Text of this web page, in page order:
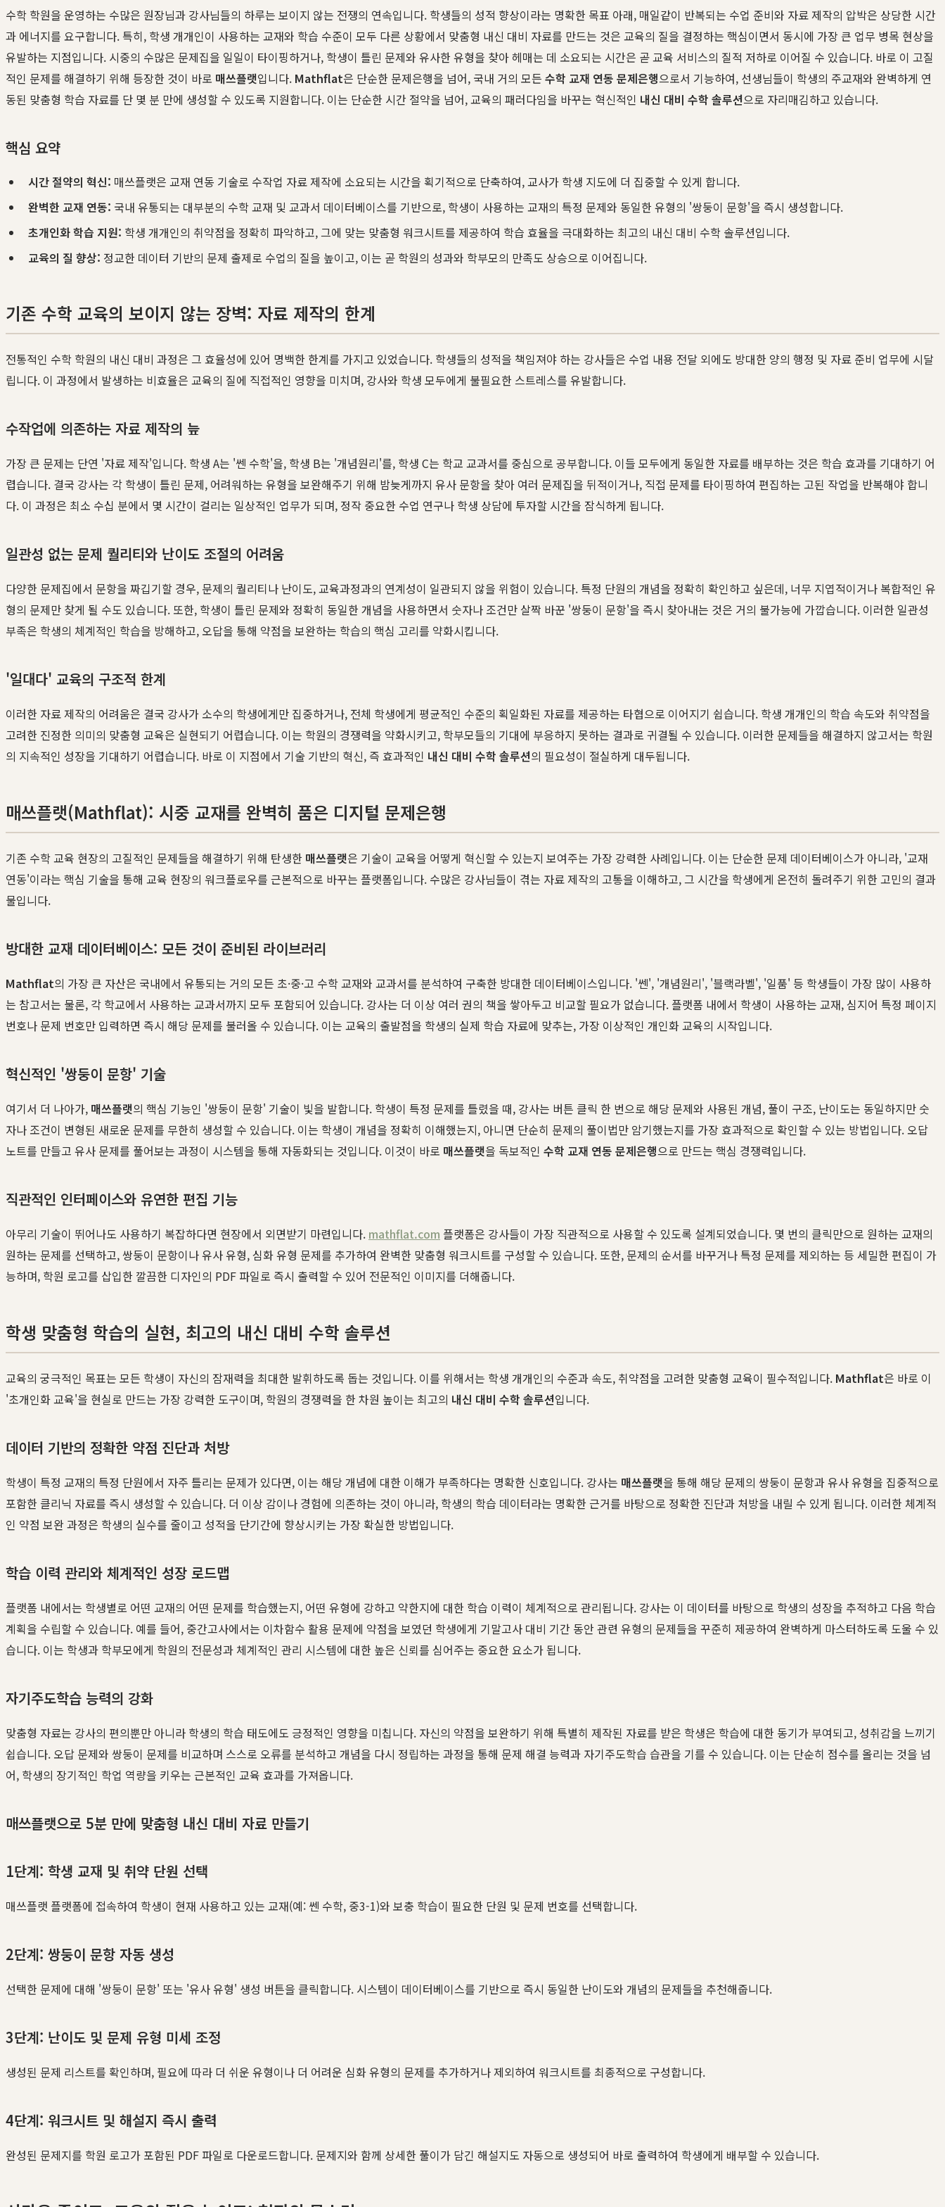
수학 학원을 운영하는 수많은 원장님과 강사님들의 하루는 보이지 않는 전쟁의 연속입니다. 학생들의 성적 향상이라는 명확한 목표 아래, 매일같이 반복되는 수업 준비와 자료 제작의 압박은 상당한 시간
과 에너지를 요구합니다. 특히, 학생 개개인이 사용하는 교재와 학습 수준이 모두 다른 상황에서 맞춤형 내신 대비 자료를 만드는 것은 교육의 질을 결정하는 핵심이면서 동시에 가장 큰 업무 병목 현상을
유발하는 지점입니다. 시중의 수많은 문제집을 일일이 타이핑하거나, 학생이 틀린 문제와 유사한 유형을 찾아 헤매는 데 소요되는 시간은 곧 교육 서비스의 질적 저하로 이어질 수 있습니다. 바로 이 고질
적인 문제를 해결하기 위해 등장한 것이 바로 매쓰플랫입니다. Mathflat은 단순한 문제은행을 넘어, 국내 거의 모든 수학 교재 연동 문제은행으로서 기능하여, 선생님들이 학생의 주교재와 완벽하게 연
동된 맞춤형 학습 자료를 단 몇 분 만에 생성할 수 있도록 지원합니다. 이는 단순한 시간 절약을 넘어, 교육의 패러다임을 바꾸는 혁신적인 내신 대비 수학 솔루션으로 자리매김하고 있습니다.
핵심 요약
시간 절약의 혁신: 매쓰플랫은 교재 연동 기술로 수작업 자료 제작에 소요되는 시간을 획기적으로 단축하여, 교사가 학생 지도에 더 집중할 수 있게 합니다.
완벽한 교재 연동: 국내 유통되는 대부분의 수학 교재 및 교과서 데이터베이스를 기반으로, 학생이 사용하는 교재의 특정 문제와 동일한 유형의 '쌍둥이 문항'을 즉시 생성합니다.
초개인화 학습 지원: 학생 개개인의 취약점을 정확히 파악하고, 그에 맞는 맞춤형 워크시트를 제공하여 학습 효율을 극대화하는 최고의 내신 대비 수학 솔루션입니다.
교육의 질 향상: 정교한 데이터 기반의 문제 출제로 수업의 질을 높이고, 이는 곧 학원의 성과와 학부모의 만족도 상승으로 이어집니다.
기존 수학 교육의 보이지 않는 장벽: 자료 제작의 한계
전통적인 수학 학원의 내신 대비 과정은 그 효율성에 있어 명백한 한계를 가지고 있었습니다. 학생들의 성적을 책임져야 하는 강사들은 수업 내용 전달 외에도 방대한 양의 행정 및 자료 준비 업무에 시달
립니다. 이 과정에서 발생하는 비효율은 교육의 질에 직접적인 영향을 미치며, 강사와 학생 모두에게 불필요한 스트레스를 유발합니다.
수작업에 의존하는 자료 제작의 늪
가장 큰 문제는 단연 '자료 제작'입니다. 학생 A는 '쎈 수학'을, 학생 B는 '개념원리'를, 학생 C는 학교 교과서를 중심으로 공부합니다. 이들 모두에게 동일한 자료를 배부하는 것은 학습 효과를 기대하기 어
렵습니다. 결국 강사는 각 학생이 틀린 문제, 어려워하는 유형을 보완해주기 위해 밤늦게까지 유사 문항을 찾아 여러 문제집을 뒤적이거나, 직접 문제를 타이핑하여 편집하는 고된 작업을 반복해야 합니
다. 이 과정은 최소 수십 분에서 몇 시간이 걸리는 일상적인 업무가 되며, 정작 중요한 수업 연구나 학생 상담에 투자할 시간을 잠식하게 됩니다.
일관성 없는 문제 퀄리티와 난이도 조절의 어려움
다양한 문제집에서 문항을 짜깁기할 경우, 문제의 퀄리티나 난이도, 교육과정과의 연계성이 일관되지 않을 위험이 있습니다. 특정 단원의 개념을 정확히 확인하고 싶은데, 너무 지엽적이거나 복합적인 유
형의 문제만 찾게 될 수도 있습니다. 또한, 학생이 틀린 문제와 정확히 동일한 개념을 사용하면서 숫자나 조건만 살짝 바꾼 '쌍둥이 문항'을 즉시 찾아내는 것은 거의 불가능에 가깝습니다. 이러한 일관성
부족은 학생의 체계적인 학습을 방해하고, 오답을 통해 약점을 보완하는 학습의 핵심 고리를 약화시킵니다.
'일대다' 교육의 구조적 한계
이러한 자료 제작의 어려움은 결국 강사가 소수의 학생에게만 집중하거나, 전체 학생에게 평균적인 수준의 획일화된 자료를 제공하는 타협으로 이어지기 쉽습니다. 학생 개개인의 학습 속도와 취약점을
고려한 진정한 의미의 맞춤형 교육은 실현되기 어렵습니다. 이는 학원의 경쟁력을 약화시키고, 학부모들의 기대에 부응하지 못하는 결과로 귀결될 수 있습니다. 이러한 문제들을 해결하지 않고서는 학원
의 지속적인 성장을 기대하기 어렵습니다. 바로 이 지점에서 기술 기반의 혁신, 즉 효과적인 내신 대비 수학 솔루션의 필요성이 절실하게 대두됩니다.
매쓰플랫(Mathflat): 시중 교재를 완벽히 품은 디지털 문제은행
기존 수학 교육 현장의 고질적인 문제들을 해결하기 위해 탄생한 매쓰플랫은 기술이 교육을 어떻게 혁신할 수 있는지 보여주는 가장 강력한 사례입니다. 이는 단순한 문제 데이터베이스가 아니라, '교재
연동'이라는 핵심 기술을 통해 교육 현장의 워크플로우를 근본적으로 바꾸는 플랫폼입니다. 수많은 강사님들이 겪는 자료 제작의 고통을 이해하고, 그 시간을 학생에게 온전히 돌려주기 위한 고민의 결과
물입니다.
방대한 교재 데이터베이스: 모든 것이 준비된 라이브러리
Mathflat의 가장 큰 자산은 국내에서 유통되는 거의 모든 초·중·고 수학 교재와 교과서를 분석하여 구축한 방대한 데이터베이스입니다. '쎈', '개념원리', '블랙라벨', '일품' 등 학생들이 가장 많이 사용하
는 참고서는 물론, 각 학교에서 사용하는 교과서까지 모두 포함되어 있습니다. 강사는 더 이상 여러 권의 책을 쌓아두고 비교할 필요가 없습니다. 플랫폼 내에서 학생이 사용하는 교재, 심지어 특정 페이지
번호나 문제 번호만 입력하면 즉시 해당 문제를 불러올 수 있습니다. 이는 교육의 출발점을 학생의 실제 학습 자료에 맞추는, 가장 이상적인 개인화 교육의 시작입니다.
혁신적인 '쌍둥이 문항' 기술
여기서 더 나아가, 매쓰플랫의 핵심 기능인 '쌍둥이 문항' 기술이 빛을 발합니다. 학생이 특정 문제를 틀렸을 때, 강사는 버튼 클릭 한 번으로 해당 문제와 사용된 개념, 풀이 구조, 난이도는 동일하지만 숫
자나 조건이 변형된 새로운 문제를 무한히 생성할 수 있습니다. 이는 학생이 개념을 정확히 이해했는지, 아니면 단순히 문제의 풀이법만 암기했는지를 가장 효과적으로 확인할 수 있는 방법입니다. 오답
노트를 만들고 유사 문제를 풀어보는 과정이 시스템을 통해 자동화되는 것입니다. 이것이 바로 매쓰플랫을 독보적인 수학 교재 연동 문제은행으로 만드는 핵심 경쟁력입니다.
직관적인 인터페이스와 유연한 편집 기능
아무리 기술이 뛰어나도 사용하기 복잡하다면 현장에서 외면받기 마련입니다. mathflat.com 플랫폼은 강사들이 가장 직관적으로 사용할 수 있도록 설계되었습니다. 몇 번의 클릭만으로 원하는 교재의
원하는 문제를 선택하고, 쌍둥이 문항이나 유사 유형, 심화 유형 문제를 추가하여 완벽한 맞춤형 워크시트를 구성할 수 있습니다. 또한, 문제의 순서를 바꾸거나 특정 문제를 제외하는 등 세밀한 편집이 가
능하며, 학원 로고를 삽입한 깔끔한 디자인의 PDF 파일로 즉시 출력할 수 있어 전문적인 이미지를 더해줍니다.
학생 맞춤형 학습의 실현, 최고의 내신 대비 수학 솔루션
교육의 궁극적인 목표는 모든 학생이 자신의 잠재력을 최대한 발휘하도록 돕는 것입니다. 이를 위해서는 학생 개개인의 수준과 속도, 취약점을 고려한 맞춤형 교육이 필수적입니다. Mathflat은 바로 이
'초개인화 교육'을 현실로 만드는 가장 강력한 도구이며, 학원의 경쟁력을 한 차원 높이는 최고의 내신 대비 수학 솔루션입니다.
데이터 기반의 정확한 약점 진단과 처방
학생이 특정 교재의 특정 단원에서 자주 틀리는 문제가 있다면, 이는 해당 개념에 대한 이해가 부족하다는 명확한 신호입니다. 강사는 매쓰플랫을 통해 해당 문제의 쌍둥이 문항과 유사 유형을 집중적으로
포함한 클리닉 자료를 즉시 생성할 수 있습니다. 더 이상 감이나 경험에 의존하는 것이 아니라, 학생의 학습 데이터라는 명확한 근거를 바탕으로 정확한 진단과 처방을 내릴 수 있게 됩니다. 이러한 체계적
인 약점 보완 과정은 학생의 실수를 줄이고 성적을 단기간에 향상시키는 가장 확실한 방법입니다.
학습 이력 관리와 체계적인 성장 로드맵
플랫폼 내에서는 학생별로 어떤 교재의 어떤 문제를 학습했는지, 어떤 유형에 강하고 약한지에 대한 학습 이력이 체계적으로 관리됩니다. 강사는 이 데이터를 바탕으로 학생의 성장을 추적하고 다음 학습
계획을 수립할 수 있습니다. 예를 들어, 중간고사에서는 이차함수 활용 문제에 약점을 보였던 학생에게 기말고사 대비 기간 동안 관련 유형의 문제들을 꾸준히 제공하여 완벽하게 마스터하도록 도울 수 있
습니다. 이는 학생과 학부모에게 학원의 전문성과 체계적인 관리 시스템에 대한 높은 신뢰를 심어주는 중요한 요소가 됩니다.
자기주도학습 능력의 강화
맞춤형 자료는 강사의 편의뿐만 아니라 학생의 학습 태도에도 긍정적인 영향을 미칩니다. 자신의 약점을 보완하기 위해 특별히 제작된 자료를 받은 학생은 학습에 대한 동기가 부여되고, 성취감을 느끼기
쉽습니다. 오답 문제와 쌍둥이 문제를 비교하며 스스로 오류를 분석하고 개념을 다시 정립하는 과정을 통해 문제 해결 능력과 자기주도학습 습관을 기를 수 있습니다. 이는 단순히 점수를 올리는 것을 넘
어, 학생의 장기적인 학업 역량을 키우는 근본적인 교육 효과를 가져옵니다.
매쓰플랫으로 5분 만에 맞춤형 내신 대비 자료 만들기
1단계: 학생 교재 및 취약 단원 선택
매쓰플랫 플랫폼에 접속하여 학생이 현재 사용하고 있는 교재(예: 쎈 수학, 중3-1)와 보충 학습이 필요한 단원 및 문제 번호를 선택합니다.
2단계: 쌍둥이 문항 자동 생성
선택한 문제에 대해 '쌍둥이 문항' 또는 '유사 유형' 생성 버튼을 클릭합니다. 시스템이 데이터베이스를 기반으로 즉시 동일한 난이도와 개념의 문제들을 추천해줍니다.
3단계: 난이도 및 문제 유형 미세 조정
생성된 문제 리스트를 확인하며, 필요에 따라 더 쉬운 유형이나 더 어려운 심화 유형의 문제를 추가하거나 제외하여 워크시트를 최종적으로 구성합니다.
4단계: 워크시트 및 해설지 즉시 출력
완성된 문제지를 학원 로고가 포함된 PDF 파일로 다운로드합니다. 문제지와 함께 상세한 풀이가 담긴 해설지도 자동으로 생성되어 바로 출력하여 학생에게 배부할 수 있습니다.